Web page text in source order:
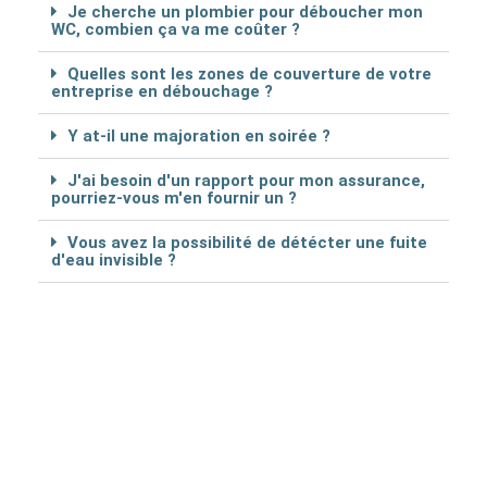
Je cherche un plombier pour déboucher mon
WC, combien ça va me coûter ?
Quelles sont les zones de couverture de votre
entreprise en débouchage ?
Y at-il une majoration en soirée ?
J'ai besoin d'un rapport pour mon assurance,
pourriez-vous m'en fournir un ?
Vous avez la possibilité de détécter une fuite
d'eau invisible ?